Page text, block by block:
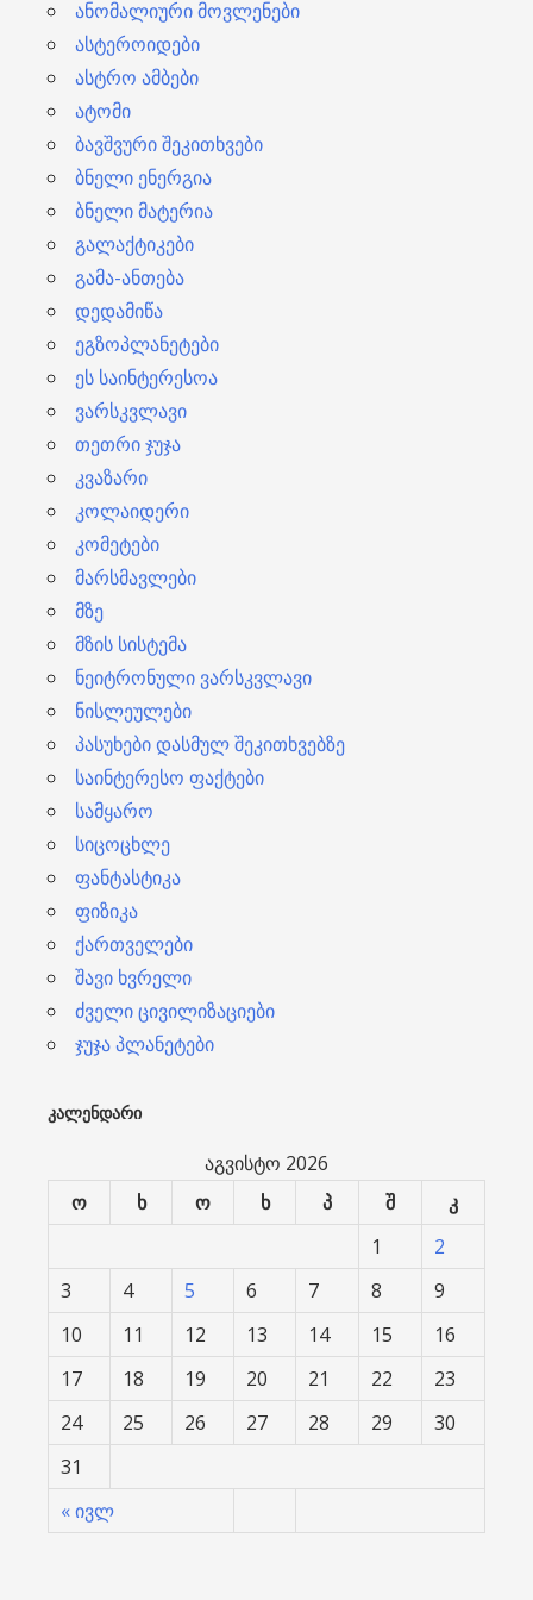
ანომალიური მოვლენები
ასტეროიდები
ასტრო ამბები
ატომი
ბავშვური შეკითხვები
ბნელი ენერგია
ბნელი მატერია
გალაქტიკები
გამა-ანთება
დედამიწა
ეგზოპლანეტები
ეს საინტერესოა
ვარსკვლავი
თეთრი ჯუჯა
კვაზარი
კოლაიდერი
კომეტები
მარსმავლები
მზე
მზის სისტემა
ნეიტრონული ვარსკვლავი
ნისლეულები
პასუხები დასმულ შეკითხვებზე
საინტერესო ფაქტები
სამყარო
სიცოცხლე
ფანტასტიკა
ფიზიკა
ქართველები
შავი ხვრელი
ძველი ცივილიზაციები
ჯუჯა პლანეტები
ᲙᲐᲚᲔᲜᲓᲐᲠᲘ
აგვისტო 2026
ო
ხ ო ხ პ შ კ
« ივლ
1
2
3
4 5 6 7 8
9
10
11 12 13 14 15
16
17
18 19 20 21 22
23
24
25 26 27 28 29
30
31